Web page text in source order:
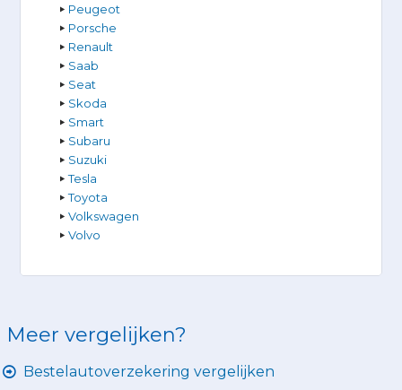
Peugeot
Porsche
Renault
Saab
Seat
Skoda
Smart
Subaru
Suzuki
Tesla
Toyota
Volkswagen
Volvo
Meer vergelijken?
Bestelautoverzekering vergelijken